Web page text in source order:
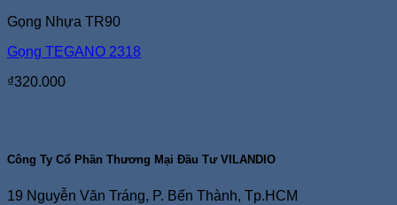
Gọng Nhựa TR90
Gọng TEGANO 2318
₫320.000
Công Ty Cổ Phần Thương Mại Đầu Tư VILANDIO
19 Nguyễn Văn Tráng, P. Bến Thành, Tp.HCM